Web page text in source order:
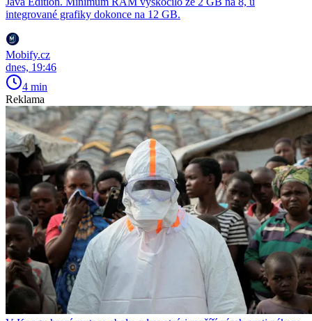
integrované grafiky dokonce na 12 GB.
Mobify.cz
dnes, 19:46
4 min
Reklama